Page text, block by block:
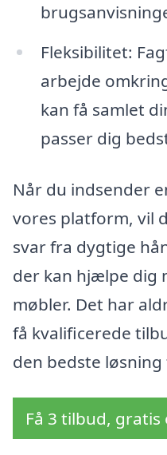
Fleksibilitet:
arbejde
kan få samlet
passer dig
Når du indsender
vores platform, vil
svar fra dygtige
der kan hjælpe dig
møbler. Det har
få kvalificerede
den bedste
Få 3 tilbud,